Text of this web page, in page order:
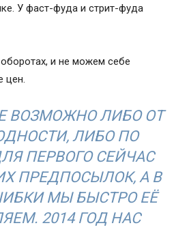
У фаст-фуда и стрит-фуда
и не можем себе
цен.
ВОЗМОЖНО ЛИБО ОТ
ЛИБО ПО
ПЕРВОГО СЕЙЧАС
ПРЕДПОСЫЛОК, А В
МЫ БЫСТРО ЕЁ
2014 ГОД НАС